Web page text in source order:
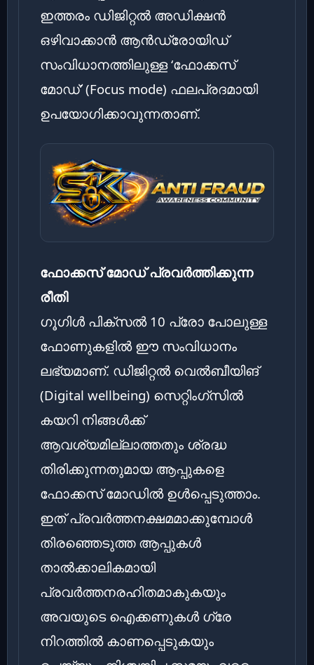
ഇത്തരം ഡിജിറ്റൽ അഡിക്ഷൻ
ഒഴിവാക്കാൻ ആൻഡ്രോയിഡ്
സംവിധാനത്തിലുള്ള ‘ഫോക്കസ്
മോഡ്’ (Focus mode) ഫലപ്രദമായി
ഉപയോഗിക്കാവുന്നതാണ്.
ഫോക്കസ് മോഡ് പ്രവർത്തിക്കുന്ന
രീതി
ഗൂഗിൾ പിക്സൽ 10 പ്രോ പോലുള്ള
ഫോണുകളിൽ ഈ സംവിധാനം
ലഭ്യമാണ്. ഡിജിറ്റൽ വെൽബീയിങ്
(Digital wellbeing) സെറ്റിംഗ്സിൽ
കയറി നിങ്ങൾക്ക്
ആവശ്യമില്ലാത്തതും ശ്രദ്ധ
തിരിക്കുന്നതുമായ ആപ്പുകളെ
ഫോക്കസ് മോഡിൽ ഉൾപ്പെടുത്താം.
ഇത് പ്രവർത്തനക്ഷമമാക്കുമ്പോൾ
തിരഞ്ഞെടുത്ത ആപ്പുകൾ
താൽക്കാലികമായി
പ്രവർത്തനരഹിതമാകുകയും
അവയുടെ ഐക്കണുകൾ ഗ്രേ
നിറത്തിൽ കാണപ്പെടുകയും